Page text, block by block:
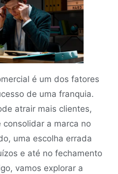
é um dos fatores
de uma franquia.
atrair mais clientes,
a marca no
uma escolha errada
e até no fechamento
vamos explorar a